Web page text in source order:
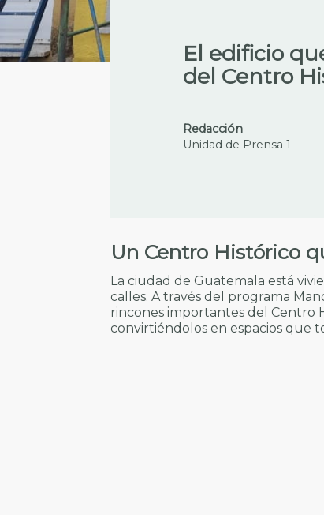
El edificio
del Centro
Redacción
Unidad de Prensa 1
Un Centro Histórico
La ciudad de Guatemala está
calles. A través del programa
rincones importantes del Centro
convirtiéndolos en espacios que